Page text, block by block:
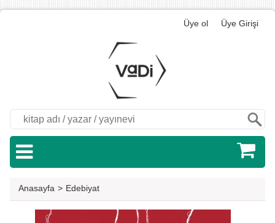
Üye ol Üye Girişi
Anasayfa > Edebiyat